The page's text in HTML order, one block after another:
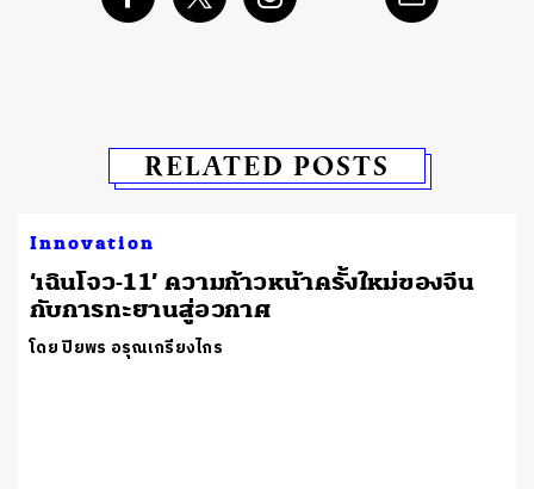
RELATED POSTS
Innovation
‘เฉินโจว-11’ ความก้าวหน้าครั้งใหม่ของจีน
กับการทะยานสู่อวกาศ
โดย ปิยพร อรุณเกรียงไกร